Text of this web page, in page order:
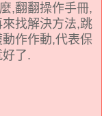
,翻翻操作手冊,
找解決方法,跳
作作動,代表保
了.